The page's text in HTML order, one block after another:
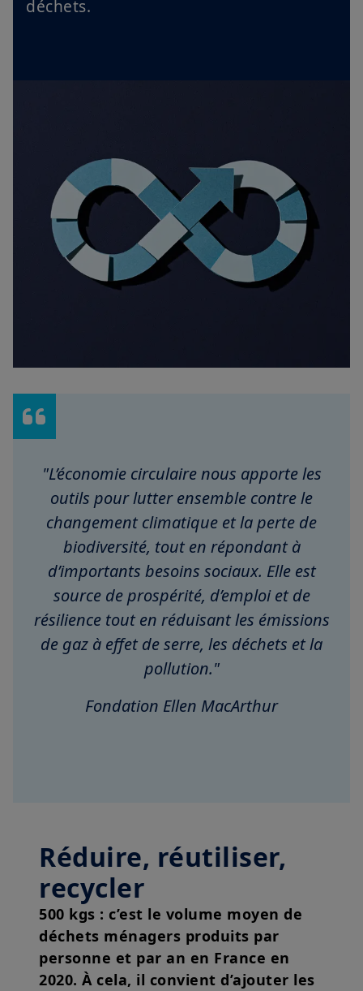
déchets.
"L’économie circulaire nous apporte les
outils pour lutter ensemble contre le
changement climatique et la perte de
biodiversité, tout en répondant à
d’importants besoins sociaux. Elle est
source de prospérité, d’emploi et de
résilience tout en réduisant les émissions
de gaz à effet de serre, les déchets et la
pollution."
Fondation Ellen MacArthur
Réduire, réutiliser,
recycler
500 kgs : c’est le volume moyen de
déchets ménagers produits par
personne et par an en France en
2020. À cela, il convient d’ajouter les